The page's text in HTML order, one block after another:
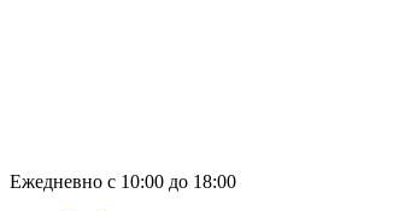
Ежедневно с 10:00 до 18:00